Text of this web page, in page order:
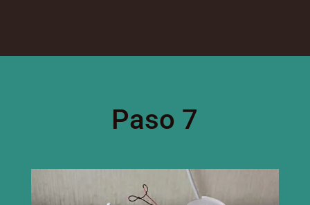
Paso 7